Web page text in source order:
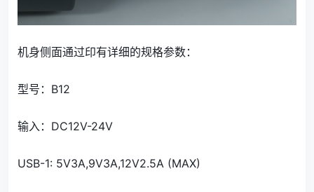
机身侧面通过印有详细的规格参数：
型号：B12
输入：DC12V-24V
USB-1: 5V3A,9V3A,12V2.5A (MAX)